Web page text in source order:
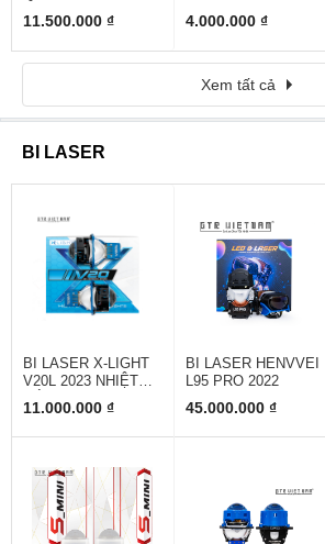
11.500.000 ₫ 4.000.000 ₫
Xem tất cả
BI LASER
BI LASER X-LIGHT
V20L 2023 NHIỆT
MÀU 4800K
11.000.000 ₫
BI LASER HENVVEI
L95 PRO 2022
45.000.000 ₫